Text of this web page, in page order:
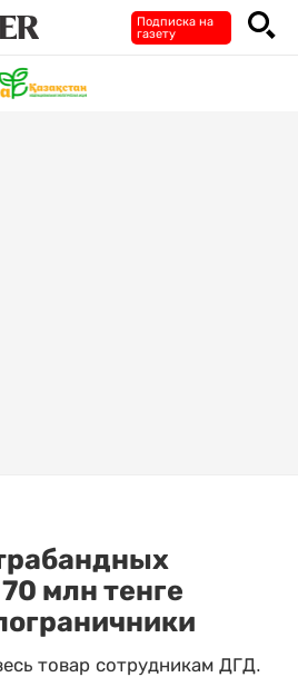
Подписка на
газету
млн тенге
товар сотрудникам ДГД.